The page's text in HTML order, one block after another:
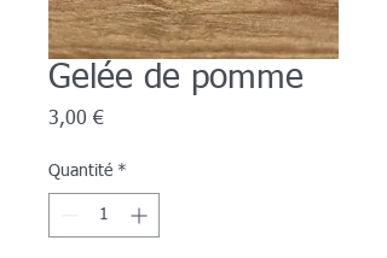
Gelée de pomme
3,00 €Prix
Quantité *